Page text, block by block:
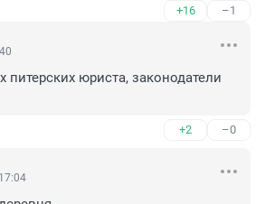
+16 –1
питерских юриста, законодатели
+2 –0